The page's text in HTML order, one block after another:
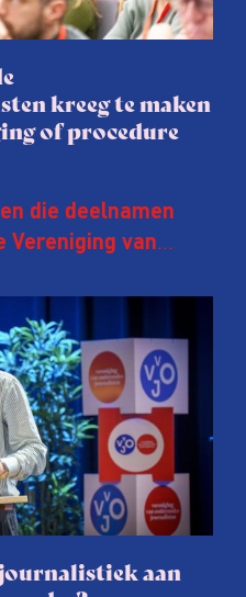
kreeg te maken
of procedure
die deelnamen
Vereniging van
maken met
juridische
werk. Dat kost
zij stress en
aangepast of
zelfs niet door.
aan